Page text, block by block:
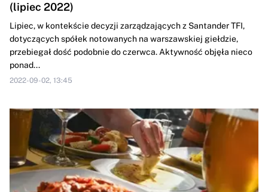
(lipiec 2022)
Lipiec, w kontekście decyzji zarządzających z Santander TFI,
dotyczących spółek notowanych na warszawskiej giełdzie,
przebiegał dość podobnie do czerwca. Aktywność objęła nieco
ponad...
2022-09-02, 13:45